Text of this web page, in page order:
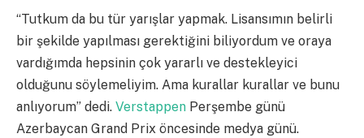
“Tutkum da bu tür yarışlar yapmak. Lisansımın belirli
bir şekilde yapılması gerektiğini biliyordum ve oraya
vardığımda hepsinin çok yararlı ve destekleyici
olduğunu söylemeliyim. Ama kurallar kurallar ve bunu
anlıyorum” dedi. Verstappen Perşembe günü
Azerbaycan Grand Prix öncesinde medya günü.